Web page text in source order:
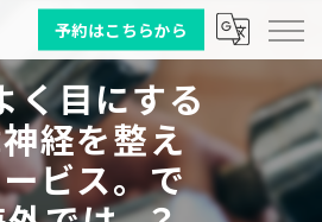
予約はこちらから
く目にする
神経を整え
ビス。で